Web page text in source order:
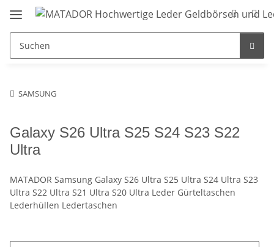
SAMSUNG
Galaxy S26 Ultra S25 S24 S23 S22
Ultra
MATADOR Samsung Galaxy S26 Ultra S25 Ultra S24 Ultra S23
Ultra S22 Ultra S21 Ultra S20 Ultra Leder Gürteltaschen
Lederhüllen Ledertaschen